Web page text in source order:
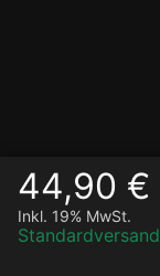
44,90 €
Inkl. 19% MwSt.
Standardversand